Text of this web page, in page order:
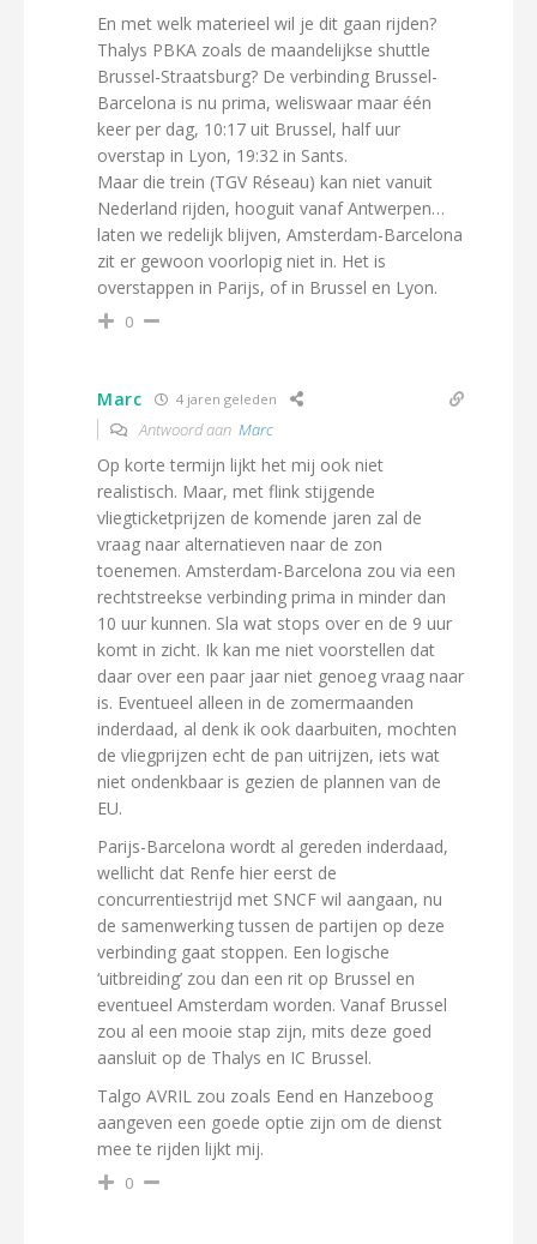
En met welk materieel wil je dit gaan rijden?
Thalys PBKA zoals de maandelijkse shuttle
Brussel-Straatsburg? De verbinding Brussel-
Barcelona is nu prima, weliswaar maar één
keer per dag, 10:17 uit Brussel, half uur
overstap in Lyon, 19:32 in Sants.
Maar die trein (TGV Réseau) kan niet vanuit
Nederland rijden, hooguit vanaf Antwerpen…
laten we redelijk blijven, Amsterdam-Barcelona
zit er gewoon voorlopig niet in. Het is
overstappen in Parijs, of in Brussel en Lyon.
0
Marc 4 jaren geleden
Antwoord aan Marc
Op korte termijn lijkt het mij ook niet
realistisch. Maar, met flink stijgende
vliegticketprijzen de komende jaren zal de
vraag naar alternatieven naar de zon
toenemen. Amsterdam-Barcelona zou via een
rechtstreekse verbinding prima in minder dan
10 uur kunnen. Sla wat stops over en de 9 uur
komt in zicht. Ik kan me niet voorstellen dat
daar over een paar jaar niet genoeg vraag naar
is. Eventueel alleen in de zomermaanden
inderdaad, al denk ik ook daarbuiten, mochten
de vliegprijzen echt de pan uitrijzen, iets wat
niet ondenkbaar is gezien de plannen van de
EU.
Parijs-Barcelona wordt al gereden inderdaad,
wellicht dat Renfe hier eerst de
concurrentiestrijd met SNCF wil aangaan, nu
de samenwerking tussen de partijen op deze
verbinding gaat stoppen. Een logische
‘uitbreiding’ zou dan een rit op Brussel en
eventueel Amsterdam worden. Vanaf Brussel
zou al een mooie stap zijn, mits deze goed
aansluit op de Thalys en IC Brussel.
Talgo AVRIL zou zoals Eend en Hanzeboog
aangeven een goede optie zijn om de dienst
mee te rijden lijkt mij.
0